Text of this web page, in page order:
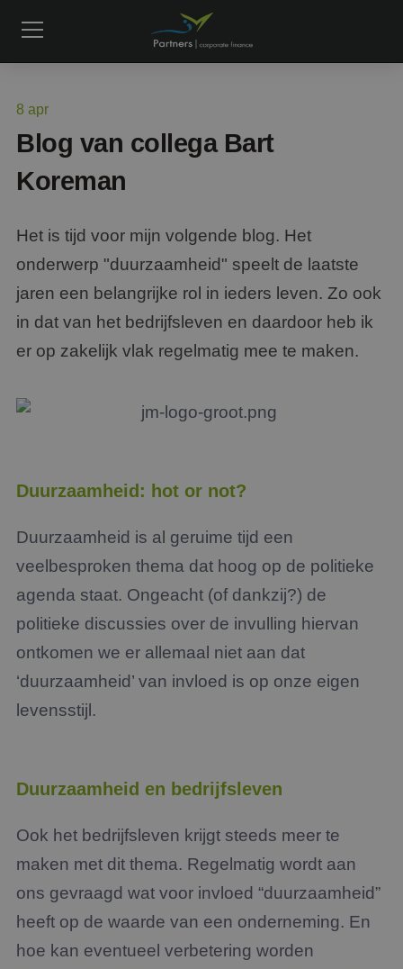
8 apr
Blog van collega Bart
Koreman
Het is tijd voor mijn volgende blog. Het
onderwerp "duurzaamheid" speelt de laatste
jaren een belangrijke rol in ieders leven. Zo ook
in dat van het bedrijfsleven en daardoor heb ik
er op zakelijk vlak regelmatig mee te maken.
Duurzaamheid: hot or not?
Duurzaamheid is al geruime tijd een
veelbesproken thema dat hoog op de politieke
agenda staat. Ongeacht (of dankzij?) de
politieke discussies over de invulling hiervan
ontkomen we er allemaal niet aan dat
‘duurzaamheid’ van invloed is op onze eigen
levensstijl.
Duurzaamheid en bedrijfsleven
Ook het bedrijfsleven krijgt steeds meer te
maken met dit thema. Regelmatig wordt aan
ons gevraagd wat voor invloed “duurzaamheid”
heeft op de waarde van een onderneming. En
hoe kan eventueel verbetering worden